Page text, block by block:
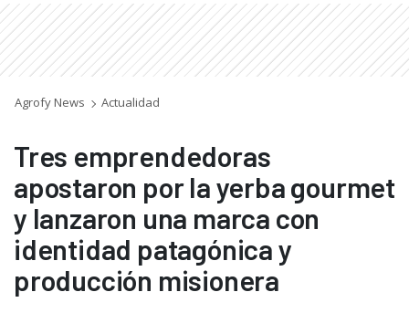
Agrofy News Actualidad
Tres emprendedoras
apostaron por la yerba gourmet
y lanzaron una marca con
identidad patagónica y
producción misionera